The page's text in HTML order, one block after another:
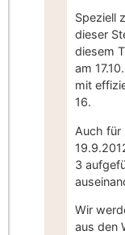
Speziell
dieser
diesem
am
mit
16.
Auch für
3
Wir
aus den